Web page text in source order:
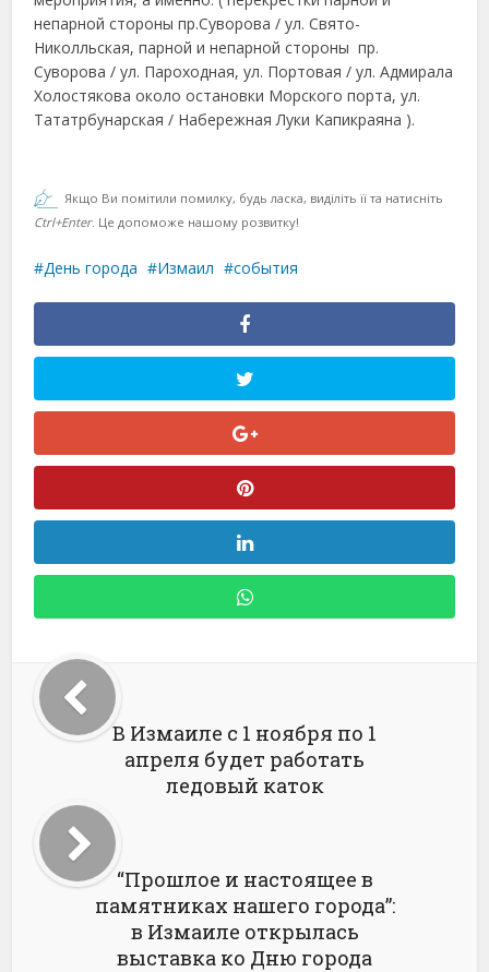
непарной стороны пр.Суворова / ул. Свято-
Николльская, парной и непарной стороны пр.
Суворова / ул. Пароходная, ул. Портовая / ул. Адмирала
Холостякова около остановки Морского порта, ул.
Тататрбунарская / Набережная Луки Капикраяна ).
Якщо Ви помітили помилку, будь ласка, виділіть її та натисніть
Ctrl+Enter. Це допоможе нашому розвитку!
День города Измаил события
В Измаиле с 1 ноября по 1
апреля будет работать
ледовый каток
“Прошлое и настоящее в
памятниках нашего города”:
в Измаиле открылась
выставка ко Дню города